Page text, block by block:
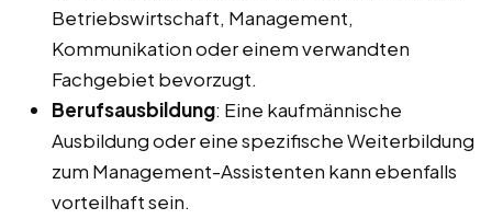
Betriebswirtschaft, Management,
Kommunikation oder einem verwandten
Fachgebiet bevorzugt.
Berufsausbildung: Eine kaufmännische
Ausbildung oder eine spezifische Weiterbildung
zum Management-Assistenten kann ebenfalls
vorteilhaft sein.